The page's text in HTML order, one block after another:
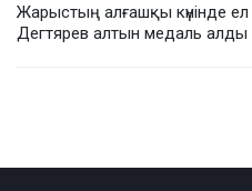
Жарыстың алғашқы күнінде
Дегтярев алтын медаль алды